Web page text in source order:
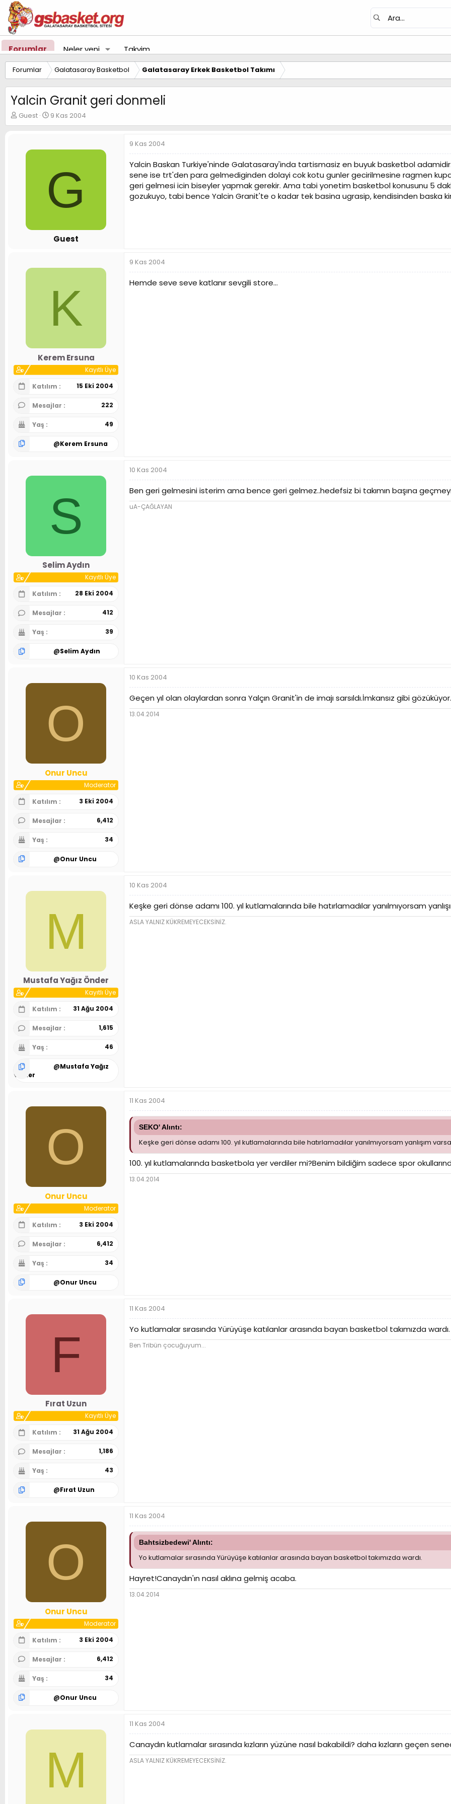
Forumlar Neler yeni Takvim
Forumlar Galatasaray Basketbol Galatasaray Erkek Basketbol Takımı
Yalcin Granit geri donmeli
K
o
Guest
B
a
a
ı
ç
t
a
h
9 Kas 2004
G
Guest
9 Kas 2004
Yalcin Baskan Turkiye'ninde Galatasaray'inda tartismasiz en buyuk basketbol
sene ise trt'den para gelmediginden dolayi cok kotu gunler gecirilmesine ragmen
geri gelmesi icin biseyler yapmak gerekir. Ama tabi yonetim basketbol konusunu 5
gozukuyo, tabi bence Yalcin Granit'te o kadar tek basina ugrasip, kendisinden baska
K
Kerem Ersuna
Kayıtlı Üye
Katılım
15 Eki 2004
Mesajlar 222
Yaş 49
@Kerem Ersuna
9 Kas 2004
Hemde seve seve katlanır sevgili store...
S
Selim Aydın
Kayıtlı Üye
Katılım
28 Eki 2004
Mesajlar 412
Yaş 39
@Selim Aydın
10 Kas 2004
Ben geri gelmesini isterim ama bence geri gelmez..hedefsiz bi takımın başına
uA-ÇAĞLAYAN
O
Onur Uncu
Moderator
Katılım
3 Eki 2004
Mesajlar 6,412
Yaş 34
@Onur Uncu
10 Kas 2004
Geçen yıl olan olaylardan sonra Yalçın Granit'in de imajı sarsıldı.İmkansız gibi gözüküyor.
13.04.2014
M
Mustafa Yağız Önder
Kayıtlı Üye
Katılım
31 Ağu 2004
Mesajlar 1,615
Yaş 46
@Mustafa Yağız
Önder
10 Kas 2004
Keşke geri dönse adamı 100. yıl kutlamalarında bile hatırlamadılar yanılmıyorsam
ASLA YALNIZ KÜKREMEYECEKSİNİZ.
O
Onur Uncu
Moderator
Katılım
3 Eki 2004
Mesajlar 6,412
Yaş 34
@Onur Uncu
11 Kas 2004
SEKO' Alıntı:
Keşke geri dönse adamı 100. yıl kutlamalarında bile hatırlamadılar yanılmıyorsam yanlışım
100. yıl kutlamalarında basketbola yer verdiler mi?Benim bildiğim sadece spor
13.04.2014
F
Fırat Uzun
Kayıtlı Üye
Katılım
31 Ağu 2004
Mesajlar 1,186
Yaş 43
@Fırat Uzun
11 Kas 2004
Yo kutlamalar sırasında Yürüyüşe katılanlar arasında bayan basketbol takımızda wardı.
Ben Tribün çocuğuyum...
O
Onur Uncu
Moderator
Katılım
3 Eki 2004
Mesajlar 6,412
Yaş 34
@Onur Uncu
11 Kas 2004
Bahtsizbedewi' Alıntı:
Yo kutlamalar sırasında Yürüyüşe katılanlar arasında bayan basketbol takımızda wardı.
Hayret!Canaydın'ın nasıl aklına gelmiş acaba.
13.04.2014
M
11 Kas 2004
Canaydın kutlamalar sırasında kızların yüzüne nasıl bakabildi? daha kızların geçen
ASLA YALNIZ KÜKREMEYECEKSİNİZ.